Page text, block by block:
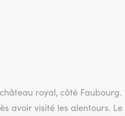
royal, côté Faubourg.
avoir visité les alentours. Le